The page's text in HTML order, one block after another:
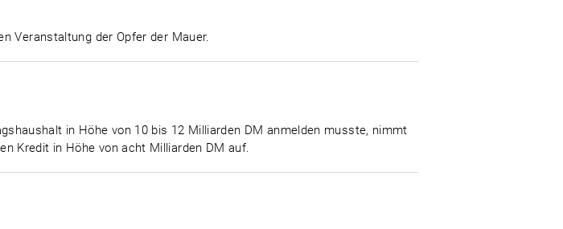
Veranstaltung der Opfer der Mauer.
in Höhe von 10 bis 12 Milliarden DM anmelden musste, nimmt
Kredit in Höhe von acht Milliarden DM auf.